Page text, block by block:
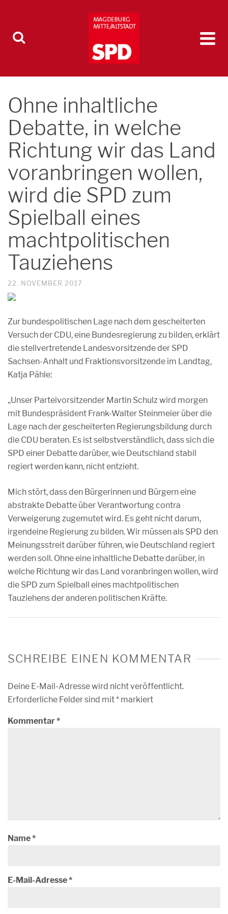
Ohne inhaltliche
Debatte, in welche
Richtung wir das Land
voranbringen wollen,
wird die SPD zum
Spielball eines
machtpolitischen
Tauziehens
22. NOVEMBER 2017
Zur bundespolitischen Lage nach dem gescheiterten
Versuch der CDU, eine Bundesregierung zu bilden, erklärt
die stellvertretende Landesvorsitzende der SPD
Sachsen-Anhalt und Fraktionsvorsitzende im Landtag,
Katja Pähle:
„Unser Parteivorsitzender Martin Schulz wird morgen
mit Bundespräsident Frank-Walter Steinmeier über die
Lage nach der gescheiterten Regierungsbildung durch
die CDU beraten. Es ist selbstverständlich, dass sich die
SPD einer Debatte darüber, wie Deutschland stabil
regiert werden kann, nicht entzieht.
Mich stört, dass den Bürgerinnen und Bürgern eine
abstrakte Debatte über Verantwortung contra
Verweigerung zugemutet wird. Es geht nicht darum,
irgendeine Regierung zu bilden. Wir müssen als SPD den
Meinungsstreit darüber führen, wie Deutschland regiert
werden soll. Ohne eine inhaltliche Debatte darüber, in
welche Richtung wir das Land voranbringen wollen, wird
die SPD zum Spielball eines machtpolitischen
Tauziehens der anderen politischen Kräfte.
SCHREIBE EINEN KOMMENTAR
Deine E-Mail-Adresse wird nicht veröffentlicht.
Erforderliche Felder sind mit* markiert
Kommentar*
Name*
E-Mail-Adresse*